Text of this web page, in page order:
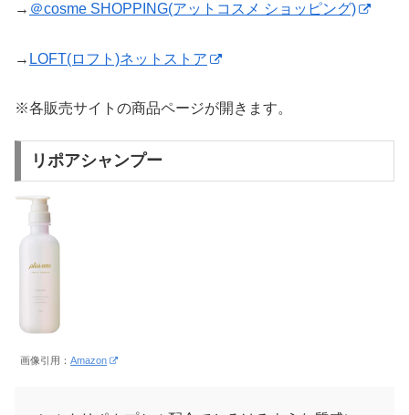
→ ＠cosme SHOPPING(アットコスメ ショッピング)
→ LOFT(ロフト)ネットストア
※各販売サイトの商品ページが開きます。
リポアシャンプー
画像引用： Amazon